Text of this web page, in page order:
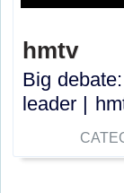
hmtv
Big
leader |